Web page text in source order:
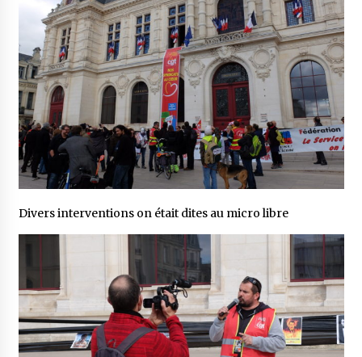
Divers interventions on était dites au micro libre